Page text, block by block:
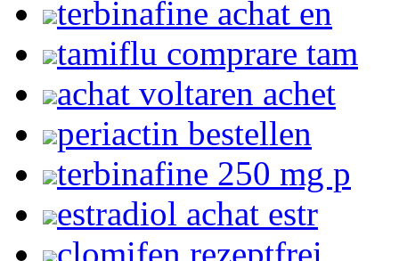
terbinafine achat en
tamiflu comprare tam
achat voltaren achet
periactin bestellen
terbinafine 250 mg p
estradiol achat estr